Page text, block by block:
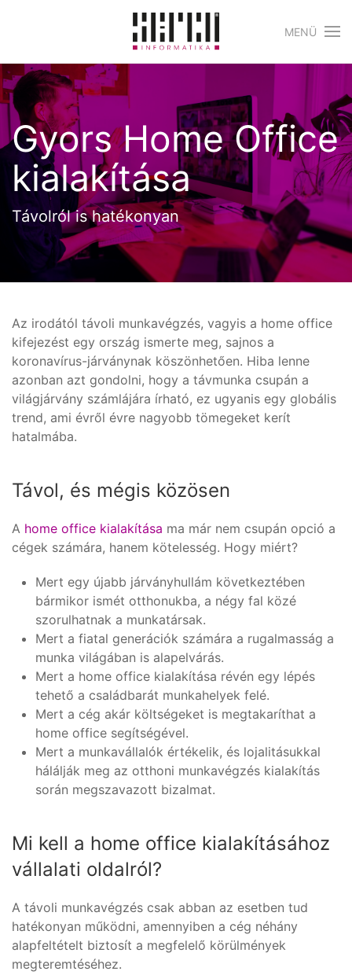
Skip to main content
MENÜ
Gyors Home Office
kialakítása
Távolról is hatékonyan
Az irodától távoli munkavégzés, vagyis a home office
kifejezést egy ország ismerte meg, sajnos a
koronavírus-járványnak köszönhetően. Hiba lenne
azonban azt gondolni, hogy a távmunka csupán a
világjárvány számlájára írható, ez ugyanis egy globális
trend, ami évről évre nagyobb tömegeket kerít
hatalmába.
Távol, és mégis közösen
A home office kialakítása ma már nem csupán opció a
cégek számára, hanem kötelesség. Hogy miért?
Mert egy újabb járványhullám következtében
bármikor ismét otthonukba, a négy fal közé
szorulhatnak a munkatársak.
Mert a fiatal generációk számára a rugalmasság a
munka világában is alapelvárás.
Mert a home office kialakítása révén egy lépés
tehető a családbarát munkahelyek felé.
Mert a cég akár költségeket is megtakaríthat a
home office segítségével.
Mert a munkavállalók értékelik, és lojalitásukkal
hálálják meg az otthoni munkavégzés kialakítás
során megszavazott bizalmat.
Mi kell a home office kialakításához
vállalati oldalról?
A távoli munkavégzés csak abban az esetben tud
hatékonyan működni, amennyiben a cég néhány
alapfeltételt biztosít a megfelelő körülmények
megteremtéséhez.